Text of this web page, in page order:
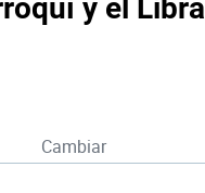
y el Libra
Cambiar